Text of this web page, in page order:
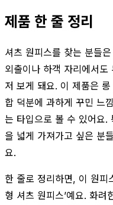
제품 한 줄 정리
셔츠 원피스를 찾는 분들
외출이나 하객 자리에서도
저 보게 돼요. 이 제품은
합 덕분에 과하게 꾸민 느
는 타입으로 볼 수 있어요.
을 넓게 가져가고 싶은 분
요.
한 줄로 정리하면, 이 원피
형 셔츠 원피스’예요. 화